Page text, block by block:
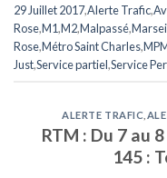
29 Juillet 2017,Alerte Trafic,
Rose,M1,M2,Malpassé,
Rose,Métro Saint Charles,
Just,Service partiel,Service
ALERTE TRAFIC
RTM : Du 7 au
145 :